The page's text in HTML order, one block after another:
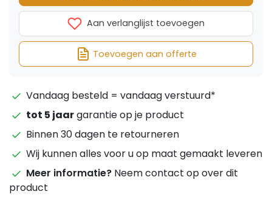
Aan verlanglijst toevoegen
Toevoegen aan offerte
Vandaag besteld = vandaag verstuurd*
tot 5 jaargarantie op je product
Binnen 30 dagen te retourneren
Wij kunnen alles voor u op maat gemaakt leveren
Meer informatie? Neem contact op over dit
product